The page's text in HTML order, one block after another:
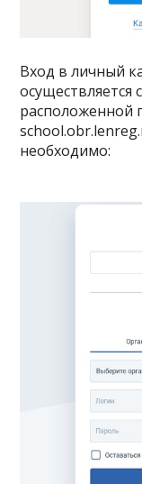
Вход в личный
расположенной
необходимо: